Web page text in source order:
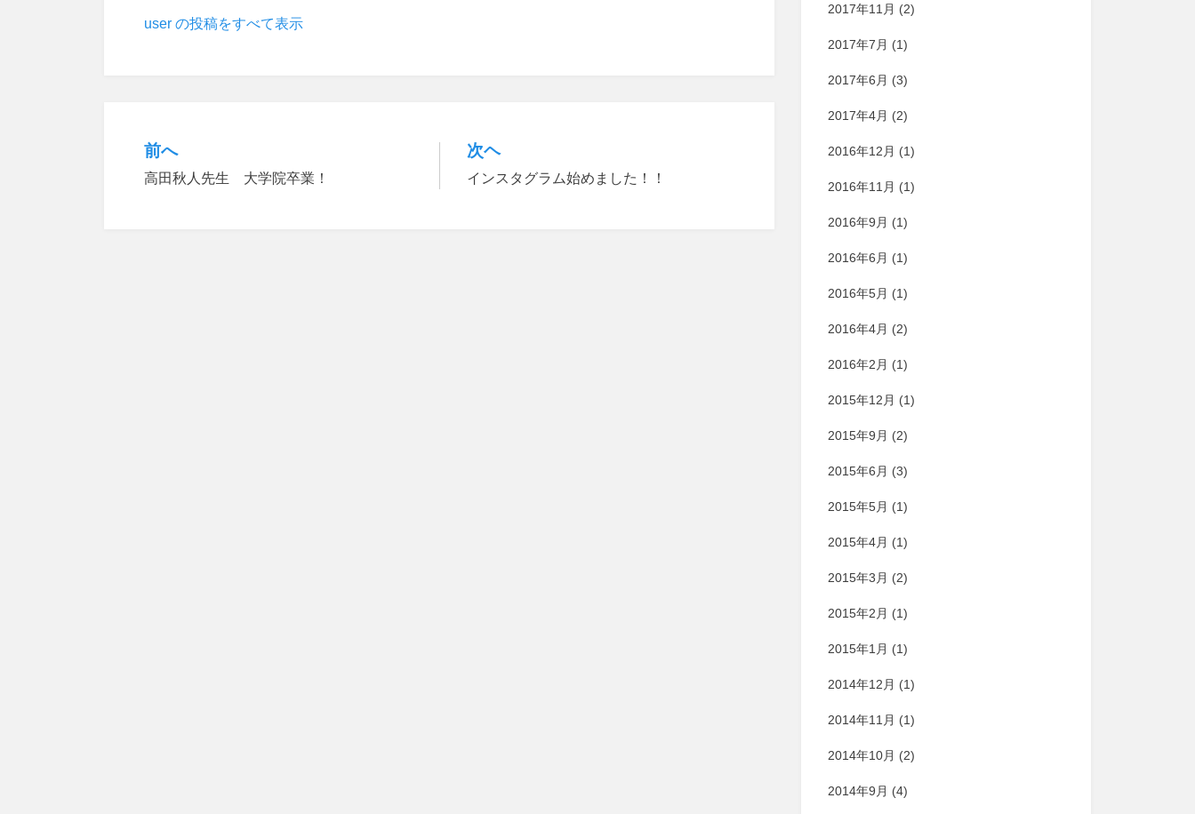
user の投稿をすべて表示
投
稿
前へ
高田秋人先生 大学院卒業！
次ヘ
インスタグラム始めました！！
2017年11月 (2)
2017年7月 (1)
2017年6月 (3)
2017年4月 (2)
2016年12月 (1)
2016年11月 (1)
2016年9月 (1)
2016年6月 (1)
2016年5月 (1)
2016年4月 (2)
2016年2月 (1)
2015年12月 (1)
2015年9月 (2)
2015年6月 (3)
2015年5月 (1)
2015年4月 (1)
2015年3月 (2)
2015年2月 (1)
2015年1月 (1)
2014年12月 (1)
2014年11月 (1)
2014年10月 (2)
2014年9月 (4)